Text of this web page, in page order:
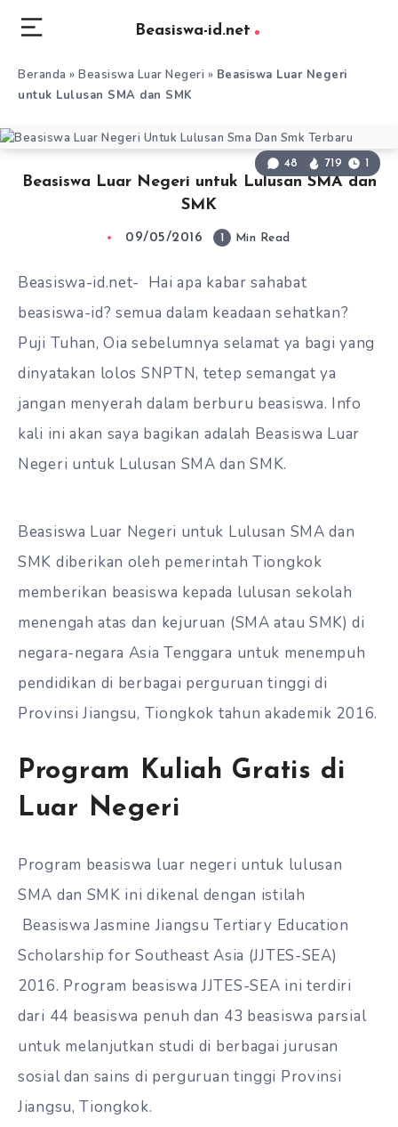
Beasiswa-id.net
Beranda » Beasiswa Luar Negeri » Beasiswa Luar Negeri
untuk Lulusan SMA dan SMK
Beasiswa Luar Negeri untuk Lulusan SMA dan
SMK
48 719 1
09/05/2016 1 Min Read
Beasiswa-id.net- Hai apa kabar sahabat
beasiswa-id? semua dalam keadaan sehatkan?
Puji Tuhan, Oia sebelumnya selamat ya bagi yang
dinyatakan lolos SNPTN, tetep semangat ya
jangan menyerah dalam berburu beasiswa. Info
kali ini akan saya bagikan adalah Beasiswa Luar
Negeri untuk Lulusan SMA dan SMK.
Beasiswa Luar Negeri untuk Lulusan SMA dan
SMK diberikan oleh pemerintah Tiongkok
memberikan beasiswa kepada lulusan sekolah
menengah atas dan kejuruan (SMA atau SMK) di
negara-negara Asia Tenggara untuk menempuh
pendidikan di berbagai perguruan tinggi di
Provinsi Jiangsu, Tiongkok tahun akademik 2016.
Program Kuliah Gratis di
Luar Negeri
Program beasiswa luar negeri untuk lulusan
SMA dan SMK ini dikenal dengan istilah
Beasiswa Jasmine Jiangsu Tertiary Education
Scholarship for Southeast Asia (JJTES-SEA)
2016. Program beasiswa JJTES-SEA ini terdiri
dari 44 beasiswa penuh dan 43 beasiswa parsial
untuk melanjutkan studi di berbagai jurusan
sosial dan sains di perguruan tinggi Provinsi
Jiangsu, Tiongkok.